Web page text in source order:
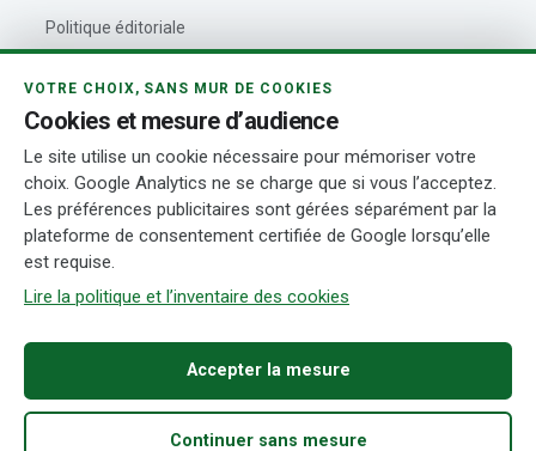
Politique éditoriale
Rédaction et auteurs
Transparence
© 2026 VoitureBelgique.com
CookiesConditions d’utilisation Transparence
VOTRE CHOIX, SANS MUR DE COOKIES
Cookies et mesure d’audience
Le site utilise un cookie nécessaire pour mémoriser votre
choix. Google Analytics ne se charge que si vous l’acceptez.
Les préférences publicitaires sont gérées séparément par la
plateforme de consentement certifiée de Google lorsqu’elle
est requise.
Lire la politique et l’inventaire des cookies
Accepter la mesure
Continuer sans mesure